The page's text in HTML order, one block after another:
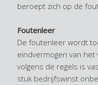
beroept zich op de
Foutenleer
De foutenleer wordt
eindvermogen van
volgens de regels is
stuk bedrijfswinst